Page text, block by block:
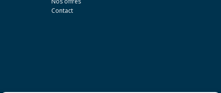
Contact